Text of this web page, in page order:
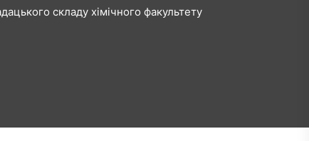
складу хімічного факультету